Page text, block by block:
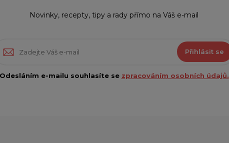
Novinky, recepty, tipy a rady přímo na Váš e-mail
Přihlásit se
Odesláním e-mailu souhlasíte se zpracováním osobních údajů.